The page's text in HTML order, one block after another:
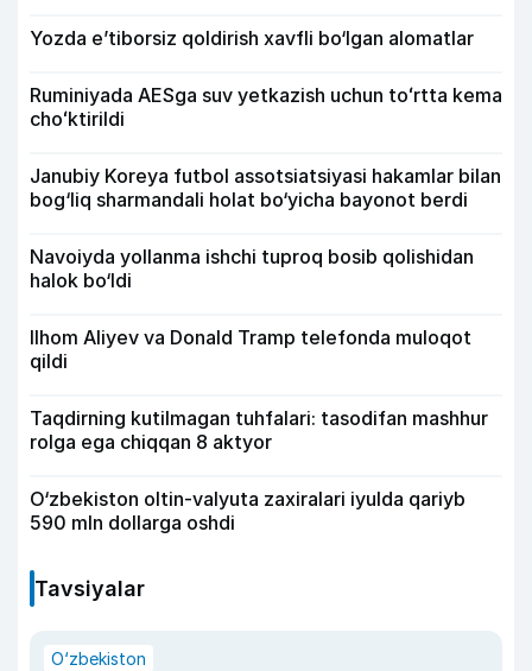
Yozda e’tiborsiz qoldirish xavfli bo‘lgan alomatlar
Ruminiyada AESga suv yetkazish uchun toʻrtta kema
choʻktirildi
Janubiy Koreya futbol assotsiatsiyasi hakamlar bilan
bog‘liq sharmandali holat bo‘yicha bayonot berdi
Navoiyda yollanma ishchi tuproq bosib qolishidan
halok bo‘ldi
Ilhom Aliyev va Donald Tramp telefonda muloqot
qildi
Taqdirning kutilmagan tuhfalari: tasodifan mashhur
rolga ega chiqqan 8 aktyor
O‘zbekiston oltin-valyuta zaxiralari iyulda qariyb
590 mln dollarga oshdi
Tavsiyalar
O‘zbekiston